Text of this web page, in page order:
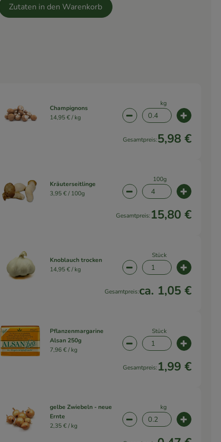
Zutaten in den Warenkorb
ändern
Champignons
14,95 € /kg
kg
Artikelanzahl verringern
Gesamtpreis:5,98 €
ändern
Kräuterseitlinge
3,95 € /100g
100g
Artikelanzahl verringern
Gesamtpreis:15,80 €
ändern
Knoblauch trocken
14,95 € /kg
Stück
Artikelanzahl verringern
Gesamtpreis:ca. 1,05 €
ändern
Pflanzenmargarine
Alsan 250g
7,96 € /kg
Stück
Artikelanzahl verringern
Gesamtpreis:1,99 €
ändern
gelbe Zwiebeln - neue
Ernte
2,35 € /kg
kg
Artikelanzahl verringern